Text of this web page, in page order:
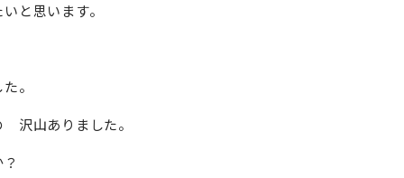
と思います。
。
沢山ありました。